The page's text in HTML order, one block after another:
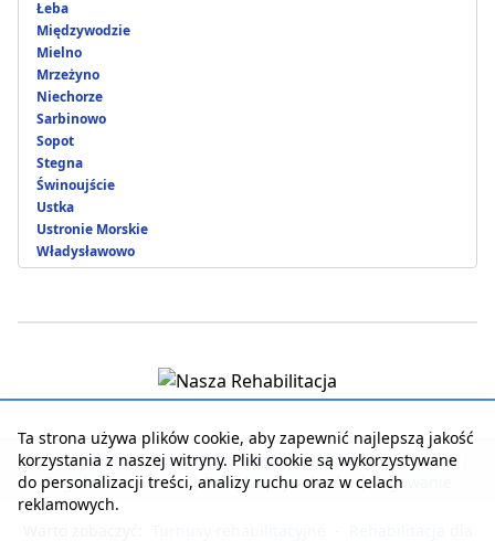
Łeba
Międzywodzie
Mielno
Mrzeżyno
Niechorze
Sarbinowo
Sopot
Stegna
Świnoujście
Ustka
Ustronie Morskie
Władysławowo
Strona główna | Kontakt z serwisem | Reklama w serwisie
Regulamin serwisu | Polityka prywatności | Logowanie
Ta strona używa plików cookie, aby zapewnić najlepszą jakość
korzystania z naszej witryny. Pliki cookie są wykorzystywane
do personalizacji treści, analizy ruchu oraz w celach
reklamowych.